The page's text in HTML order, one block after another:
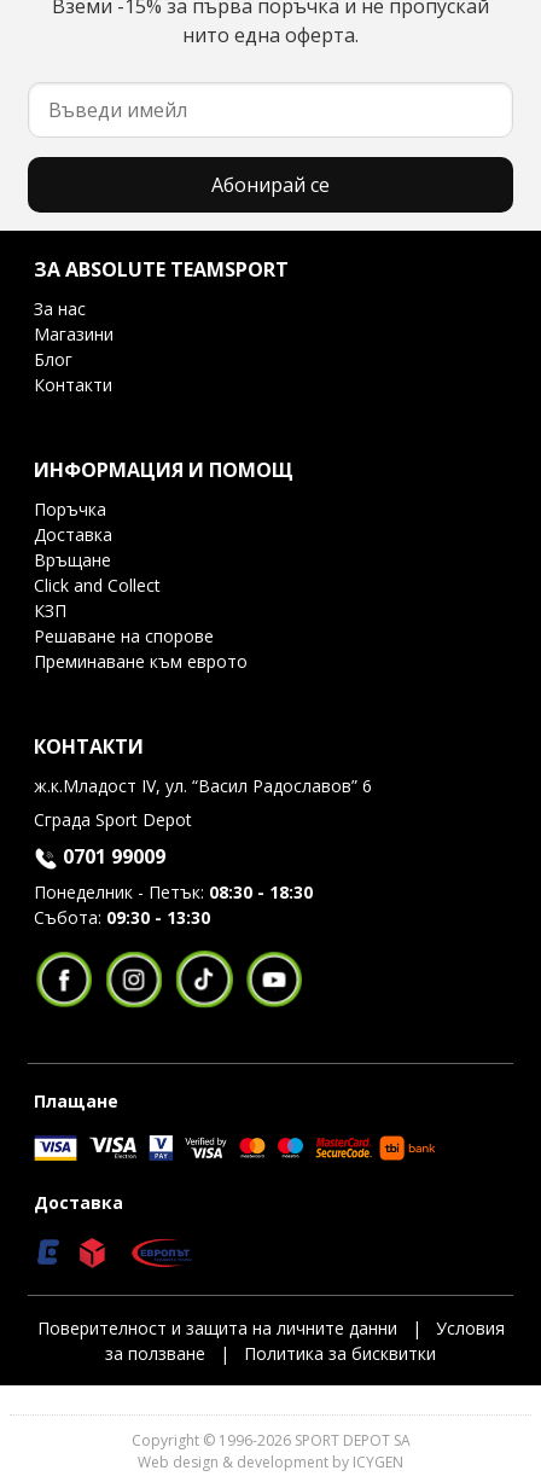
Вземи -15% за първа поръчка и не пропускай
нито една оферта.
Абонирай се
ЗА ABSOLUTE TEAMSPORT
За нас
Магазини
Блог
Контакти
ИНФОРМАЦИЯ И ПОМОЩ
Поръчка
Доставка
Връщане
Click and Collect
КЗП
Решаване на спорове
Преминаване към еврото
КОНТАКТИ
ж.к.Младост IV, ул. “Васил Радославов” 6
Сграда Sport Depot
0701 99009
Понеделник - Петък: 08:30 - 18:30
Събота: 09:30 - 13:30
Плащане
Доставка
Поверителност и защита на личните данни |
Условия
за ползване
| Политика за бисквитки
Copyright © 1996-2026 SPORT DEPOT SA
Web design & development by ICYGEN